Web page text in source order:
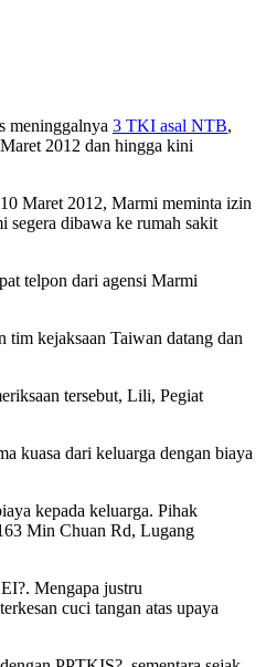
meninggalnya 3 TKI asal NTB,
2012 dan hingga kini
Maret 2012, Marmi meminta izin
segera dibawa ke rumah sakit
telpon dari agensi Marmi
kejaksaan Taiwan datang dan
tersebut, Lili, Pegiat
kuasa dari keluarga dengan biaya
kepada keluarga. Pihak
Min Chuan Rd, Lugang
Mengapa justru
cuci tangan atas upaya